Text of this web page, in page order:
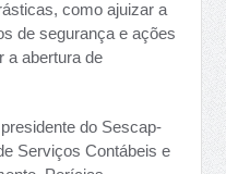
como ajuizar a
de segurança e ações
a abertura de
do Sescap-
Serviços Contábeis e